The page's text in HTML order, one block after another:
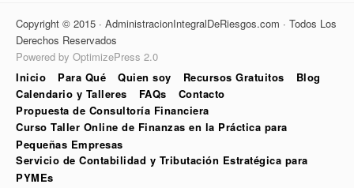
Copyright © 2015 · AdministracionIntegralDeRiesgos.com · Todos Los
Derechos Reservados
Powered by OptimizePress 2.0
Inicio
Para Qué Quien soy Recursos Gratuitos
Blog
Calendario y Talleres
FAQs
Contacto
Propuesta de Consultoría Financiera
Curso Taller Online de Finanzas en la Práctica para
Pequeñas Empresas
Servicio de Contabilidad y Tributación Estratégica para
PYMEs